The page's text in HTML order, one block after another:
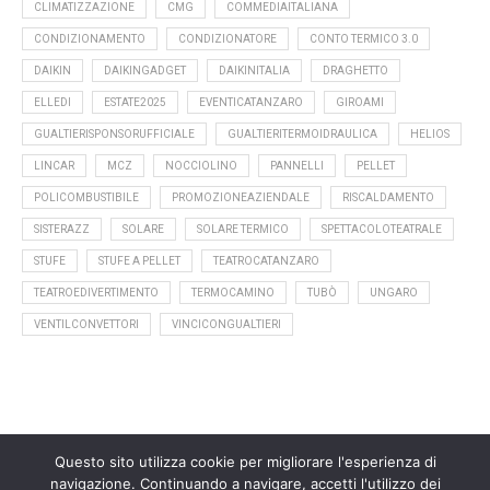
CLIMATIZZAZIONE CMG COMMEDIAITALIANA
CONDIZIONAMENTO CONDIZIONATORE CONTO TERMICO 3.0
DAIKIN DAIKINGADGET DAIKINITALIA DRAGHETTO
ELLEDI ESTATE2025 EVENTICATANZARO GIROAMI
GUALTIERISPONSORUFFICIALE GUALTIERITERMOIDRAULICA HELIOS
LINCAR MCZ NOCCIOLINO PANNELLI PELLET
POLICOMBUSTIBILE PROMOZIONEAZIENDALE RISCALDAMENTO
SISTERAZZ SOLARE SOLARE TERMICO SPETTACOLOTEATRALE
STUFE STUFE A PELLET TEATROCATANZARO
TEATROEDIVERTIMENTO TERMOCAMINO TUBÒ UNGARO
VENTILCONVETTORI VINCICONGUALTIERI
Questo sito utilizza cookie per migliorare l'esperienza di
navigazione. Continuando a navigare, accetti l'utilizzo dei